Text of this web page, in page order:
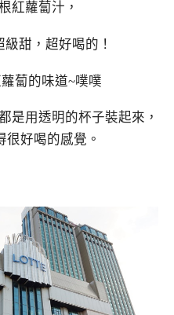
紅蘿蔔汁，
甜，超好喝的！
蔔的味道~噗噗
是用透明的杯子裝起來，
很好喝的感覺。